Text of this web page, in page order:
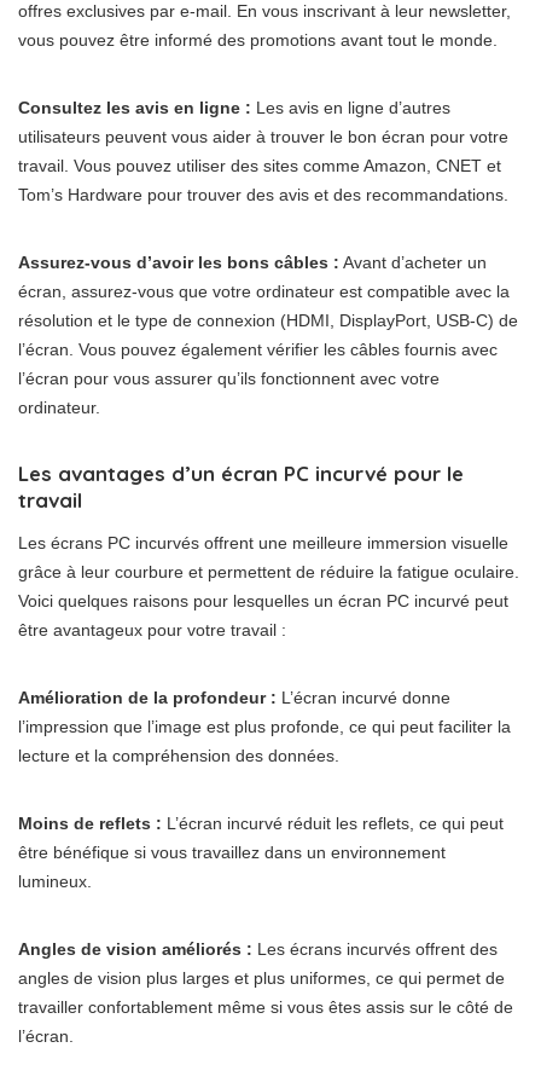
offres exclusives par e-mail. En vous inscrivant à leur newsletter,
vous pouvez être informé des promotions avant tout le monde.
Consultez les avis en ligne : Les avis en ligne d’autres
utilisateurs peuvent vous aider à trouver le bon écran pour votre
travail. Vous pouvez utiliser des sites comme Amazon, CNET et
Tom’s Hardware pour trouver des avis et des recommandations.
Assurez-vous d’avoir les bons câbles : Avant d’acheter un
écran, assurez-vous que votre ordinateur est compatible avec la
résolution et le type de connexion (HDMI, DisplayPort, USB-C) de
l’écran. Vous pouvez également vérifier les câbles fournis avec
l’écran pour vous assurer qu’ils fonctionnent avec votre
ordinateur.
Les avantages d’un écran PC incurvé pour le
travail
Les écrans PC incurvés offrent une meilleure immersion visuelle
grâce à leur courbure et permettent de réduire la fatigue oculaire.
Voici quelques raisons pour lesquelles un écran PC incurvé peut
être avantageux pour votre travail :
Amélioration de la profondeur : L’écran incurvé donne
l’impression que l’image est plus profonde, ce qui peut faciliter la
lecture et la compréhension des données.
Moins de reflets : L’écran incurvé réduit les reflets, ce qui peut
être bénéfique si vous travaillez dans un environnement
lumineux.
Angles de vision améliorés : Les écrans incurvés offrent des
angles de vision plus larges et plus uniformes, ce qui permet de
travailler confortablement même si vous êtes assis sur le côté de
l’écran.